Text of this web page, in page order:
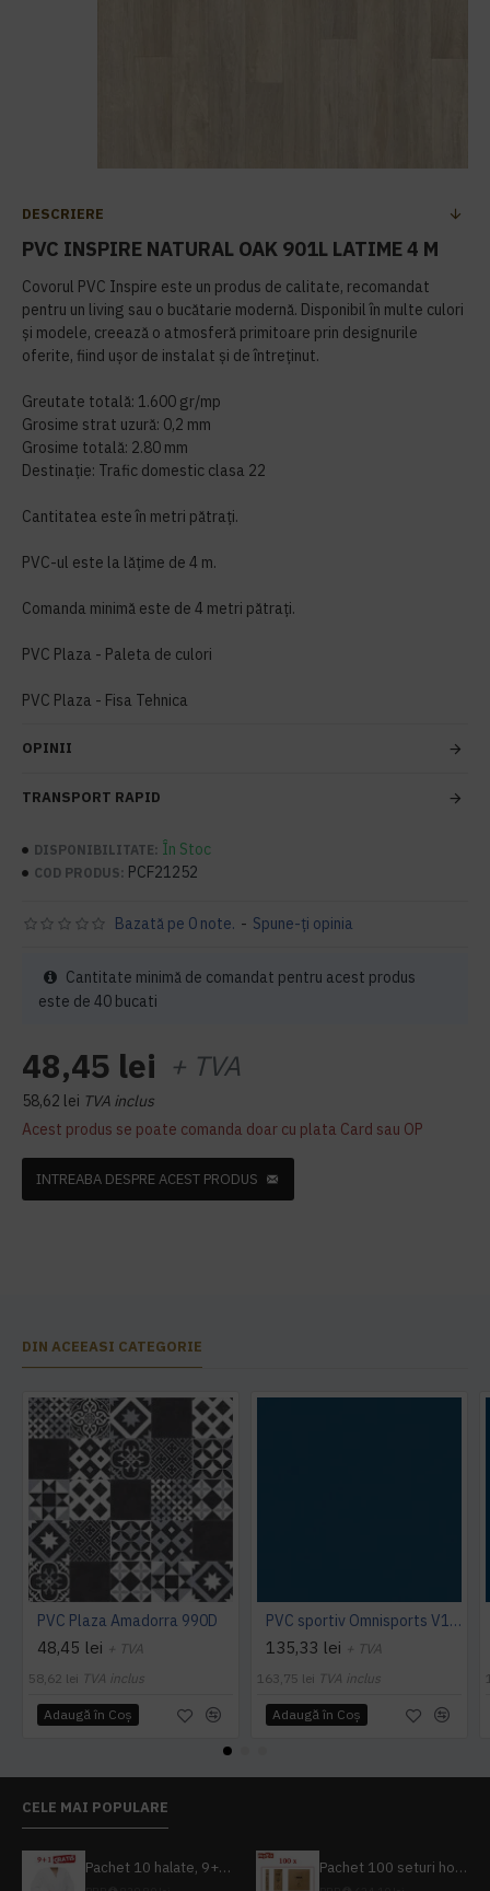
DESCRIERE
PVC INSPIRE NATURAL OAK 901L LATIME 4 M
Covorul PVC Inspire este un produs de calitate, recomandat
pentru un living sau o bucătarie modernă. Disponibil în multe culori
și modele, creează o atmosferă primitoare prin designurile
oferite, fiind ușor de instalat și de întreținut.
Greutate totală: 1.600 gr/mp
Grosime strat uzură: 0,2 mm
Grosime totală: 2.80 mm
Destinație: Trafic domestic clasa 22
Cantitatea este în metri pătrați.
PVC-ul este la lățime de 4 m.
Comanda minimă este de 4 metri pătrați.
PVC Plaza - Paleta de culori
PVC Plaza - Fisa Tehnica
OPINII
TRANSPORT RAPID
DISPONIBILITATE: În Stoc
COD PRODUS: PCF21252
Bazată pe 0 note. - Spune-ţi opinia
48,45 lei + TVA
58,62 lei TVA inclus
Acest produs se poate comanda doar cu plata Card sau OP
Cantitate minimă de comandat pentru acest produs
este de 40 bucati
INTREABA DESPRE ACEST PRODUS
DIN ACEEASI CATEGORIE
PVC Plaza Amadorra 990D
48,45 lei + TVA
58,62 lei TVA inclus
Adaugă în Coş
PVC sportiv Omnisports V120 albastru Night Blue
135,33 lei + TVA
163,75 lei TVA inclus
Adaugă în Coş
CELE MAI POPULARE
Pachet 10 halate, 9+1 gratuit Pachet 100 seturi hoteliere, set dentar, set barbierit, casca de dus, pila unghii, set cusut